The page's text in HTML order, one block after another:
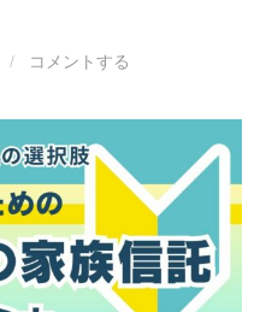
/ コメントする